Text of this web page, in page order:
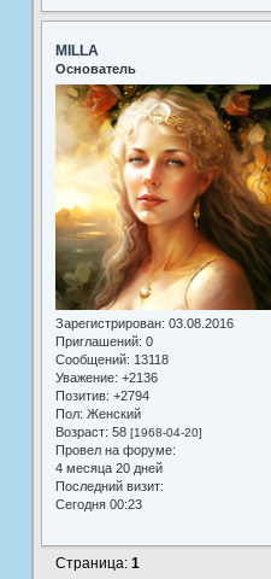
MILLA
Основатель
Зарегистрирован: 03.08.2016
Приглашений: 0
Сообщений: 13118
Уважение: +2136
Позитив: +2794
Пол: Женский
Возраст: 58 [1968-04-20]
Провел на форуме:
4 месяца 20 дней
Последний визит:
Сегодня 00:23
Страница: 1